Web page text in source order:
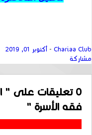
Chariaa Club
- أكتوبر 01, 2019
مشاركة
0 تعليقات على "
فقه الأسرة "